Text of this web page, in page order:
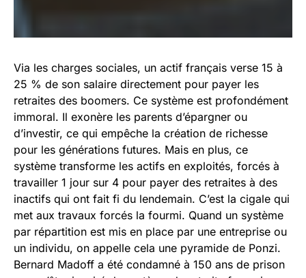
Via les charges sociales, un actif français verse 15 à
25 % de son salaire directement pour payer les
retraites des boomers. Ce système est profondément
immoral. Il exonère les parents d’épargner ou
d’investir, ce qui empêche la création de richesse
pour les générations futures. Mais en plus, ce
système transforme les actifs en exploités, forcés à
travailler 1 jour sur 4 pour payer des retraites à des
inactifs qui ont fait fi du lendemain. C’est la cigale qui
met aux travaux forcés la fourmi. Quand un système
par répartition est mis en place par une entreprise ou
un individu, on appelle cela une pyramide de Ponzi.
Bernard Madoff a été condamné à 150 ans de prison